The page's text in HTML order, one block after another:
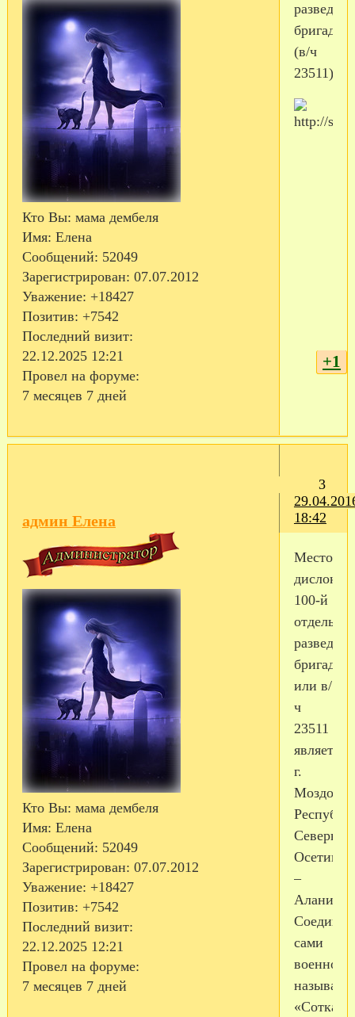
Кто Вы: мама дембеля
Имя: Елена
Сообщений: 52049
Зарегистрирован: 07.07.2012
Уважение: +18427
Позитив: +7542
Последний визит:
22.12.2025 12:21
Провел на форуме:
7 месяцев 7 дней
бригада
(в/ч
23511)
+1
3
18:42
админ Елена
Кто Вы: мама дембеля
Имя: Елена
Сообщений: 52049
Зарегистрирован: 07.07.2012
Уважение: +18427
Позитив: +7542
Последний визит:
22.12.2025 12:21
Провел на форуме:
7 месяцев 7 дней
Местом
100-й
бригады,
или в/
ч
23511
является
г.
Моздок
Северной
Осетии
–
Алании.
сами
называют
«Сотка»,